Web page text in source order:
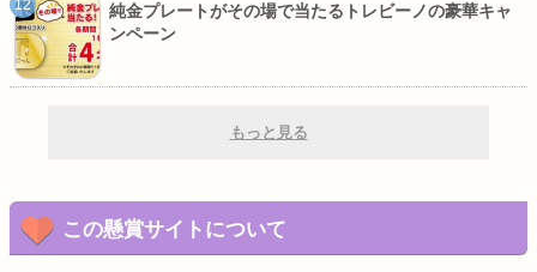
純金プレートがその場で当たるトレビーノの豪華キャ
ンペーン
もっと見る
この懸賞サイトについて